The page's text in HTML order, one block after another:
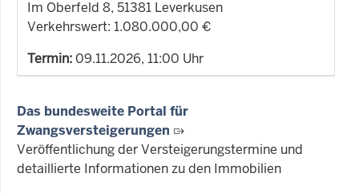
Im Oberfeld 8, 51381 Leverkusen
Verkehrswert: 1.080.000,00 €
Termin:09.11.2026, 11:00 Uhr
Das bundesweite Portal für
Zwangsversteigerungen
Veröffentlichung der Versteigerungstermine und
detaillierte Informationen zu den Immobilien